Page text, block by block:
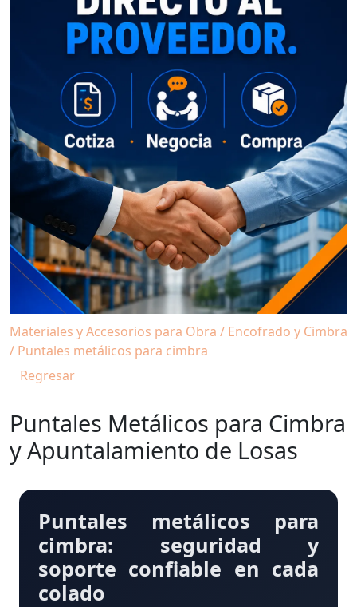
Materiales y Accesorios para Obra / Encofrado y Cimbra
/ Puntales metálicos para cimbra
Regresar
Puntales Metálicos para Cimbra
y Apuntalamiento de Losas
Puntales metálicos para
cimbra: seguridad y
soporte confiable en cada
colado